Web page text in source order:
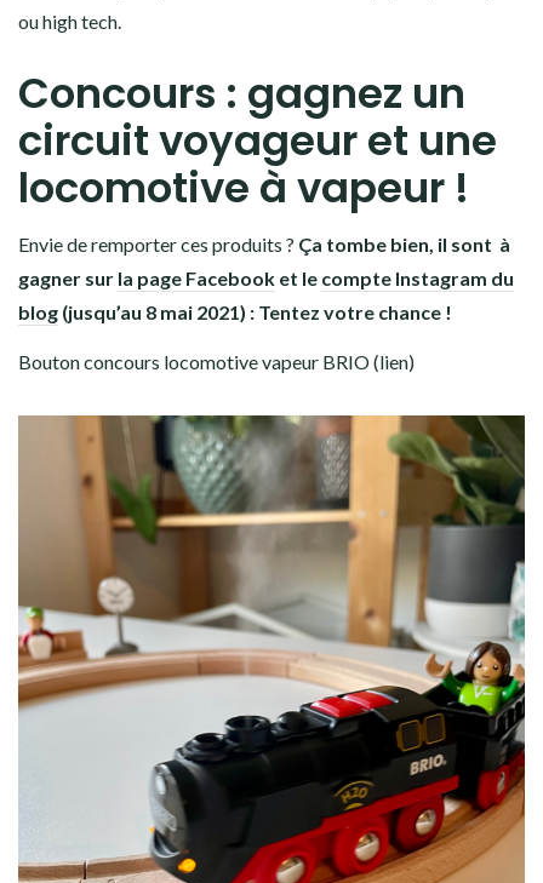
ou high tech.
Concours : gagnez un
circuit voyageur et une
locomotive à vapeur !
Envie de remporter ces produits ? Ça tombe bien, il sont à
gagner sur la page Facebook et le compte Instagram du
blog (jusqu’au 8 mai 2021) : Tentez votre chance !
Bouton concours locomotive vapeur BRIO (lien)